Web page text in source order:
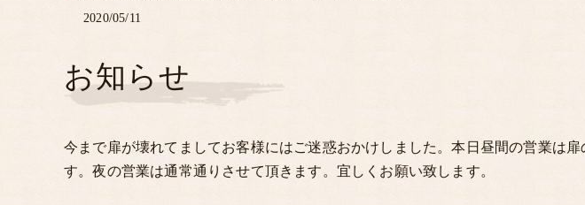
2020/05/11
お知らせ
今まで扉が壊れてましてお客様にはご迷惑おかけしました。本日昼間の営業は
す。夜の営業は通常通りさせて頂きます。宜しくお願い致します。